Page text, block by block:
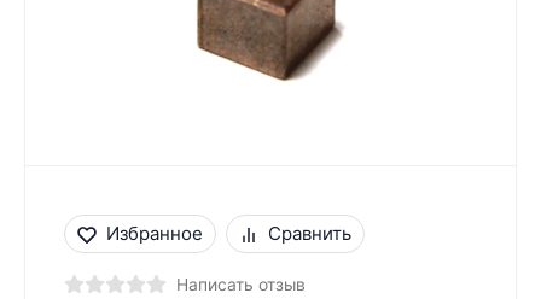
Избранное Сравнить
Написать отзыв